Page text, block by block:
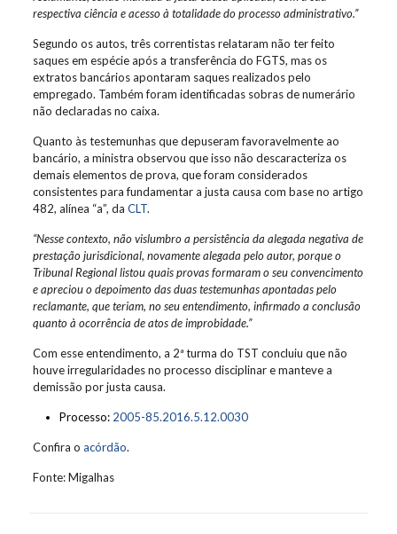
respectiva ciência e acesso à totalidade do processo administrativo.”
Segundo os autos, três correntistas relataram não ter feito
saques em espécie após a transferência do FGTS, mas os
extratos bancários apontaram saques realizados pelo
empregado. Também foram identificadas sobras de numerário
não declaradas no caixa.
Quanto às testemunhas que depuseram favoravelmente ao
bancário, a ministra observou que isso não descaracteriza os
demais elementos de prova, que foram considerados
consistentes para fundamentar a justa causa com base no artigo
482, alínea “a”, da CLT.
“Nesse contexto, não vislumbro a persistência da alegada negativa de
prestação jurisdicional, novamente alegada pelo autor, porque o
Tribunal Regional listou quais provas formaram o seu convencimento
e apreciou o depoimento das duas testemunhas apontadas pelo
reclamante, que teriam, no seu entendimento, infirmado a conclusão
quanto à ocorrência de atos de improbidade.”
Com esse entendimento, a 2ª turma do TST concluiu que não
houve irregularidades no processo disciplinar e manteve a
demissão por justa causa.
Processo: 2005-85.2016.5.12.0030
Confira o acórdão.
Fonte: Migalhas